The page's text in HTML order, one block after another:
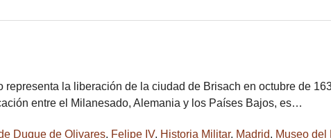
representa la liberación de la ciudad de Brisach en octubre de
entre el Milanesado, Alemania y los Países Bajos, es…
Duque de Olivares, Felipe IV, Historia Militar, Madrid, Museo del